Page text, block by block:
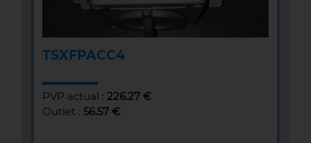
TSXFPACC4
PVP actual : 226.27 €
Outlet : 56.57 €